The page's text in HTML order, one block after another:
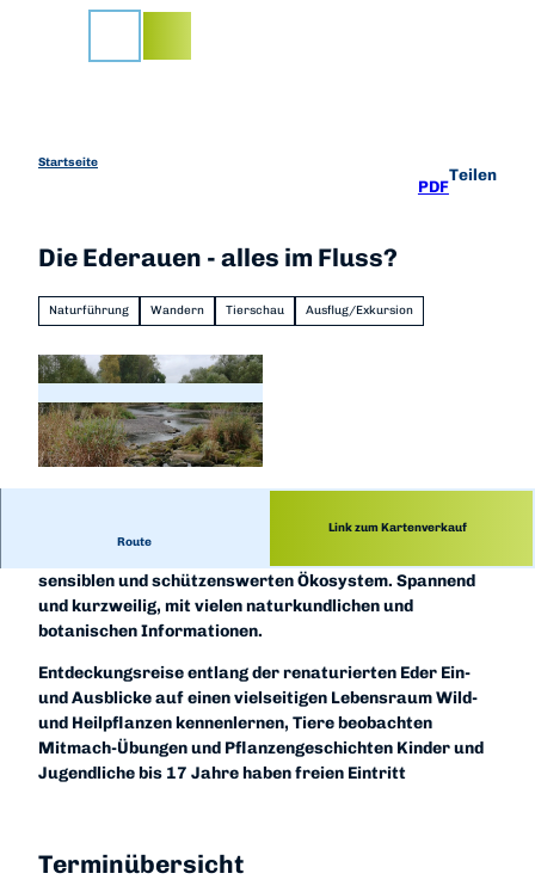
Startseite
PDF
Teilen
Die Ederauen - alles im Fluss?
Naturführung Wandern Tierschau Ausflug/Exkursion
Route
Link zum Kartenverkauf
sensiblen und schützenswerten Ökosystem. Spannend
und kurzweilig, mit vielen naturkundlichen und
botanischen Informationen.
Entdeckungsreise entlang der renaturierten Eder Ein-
und Ausblicke auf einen vielseitigen Lebensraum Wild-
und Heilpflanzen kennenlernen, Tiere beobachten
Mitmach-Übungen und Pflanzengeschichten Kinder und
Jugendliche bis 17 Jahre haben freien Eintritt
Terminübersicht